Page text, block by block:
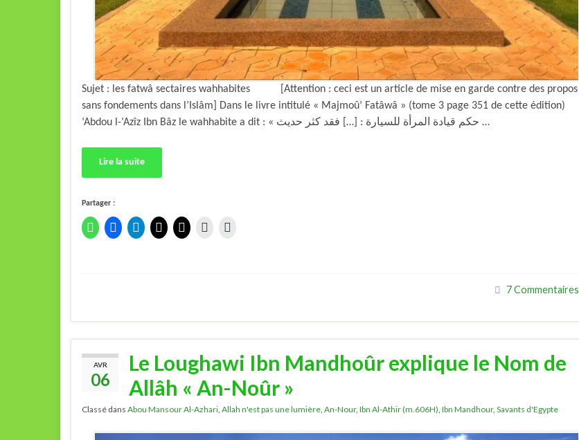
Sujet : les fatwâ sectaires wahhabites [Attention : ceci est un article de mise en garde contre des propos
sans fondements dans l’Islâm] Dans le livre intitulé « Majmoû’ Fatâwâ » (tome 3 page 351 de cette édition)
‘Abdou l-‘Azîz Ibn Bâz le wahhabite a dit : « حكم قيادة المرأة للسيارة : […] فقد كثر حديث …
Lire la suite
Partager :
7 Commentaires
AVR
06
Le Loughawi Ibn Mandhoûr explique le Nom de
Allâh « An-Noûr »
Classé dans Abou Mansour Al-Azhari, Allah n'est pas une lumière, An-Nour, Ibn Al-Athir (m.606H), Ibn Mandhour, Savants d'Egypte